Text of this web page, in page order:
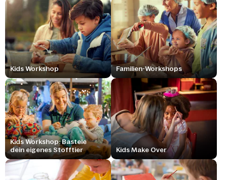
Kids Workshop Familien-Workshops
Kids Workshop: Bastele
dein eigenes Stofftier
Kids Make Over